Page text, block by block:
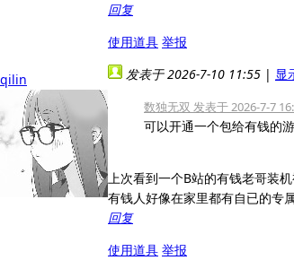
回复
使用道具 举报
qilin 发表于 2026-7-10 11:55 | 显
数独无双 发表于 2026-7-7
可以开通一个包给有钱的
上次看到一个B站的有钱老哥装
有钱人好像在家里都有自已的专
回复
使用道具 举报